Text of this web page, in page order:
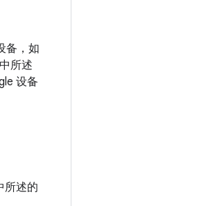
备，如
所述
设备
所述的